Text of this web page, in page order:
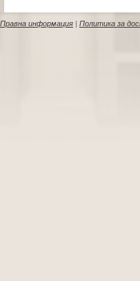
Правна информация | Политика за